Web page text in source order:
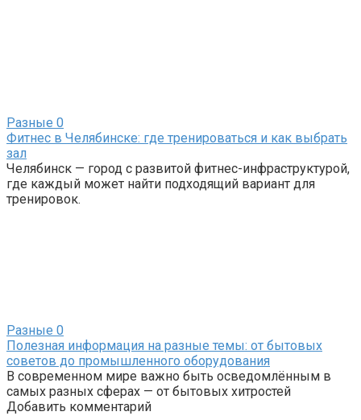
Разные 0
Фитнес в Челябинске: где тренироваться и как выбрать
зал
Челябинск — город с развитой фитнес-инфраструктурой,
где каждый может найти подходящий вариант для
тренировок.
Разные 0
Полезная информация на разные темы: от бытовых
советов до промышленного оборудования
В современном мире важно быть осведомлённым в
самых разных сферах — от бытовых хитростей
Добавить комментарий